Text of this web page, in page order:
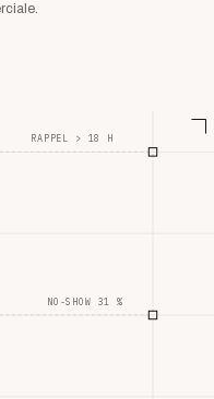
RAPPEL > 18 H
NO-SHOW 31 %